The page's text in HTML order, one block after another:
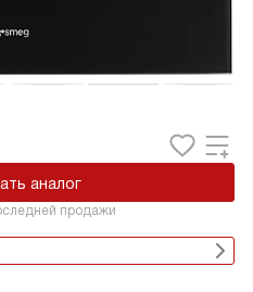
аналог
продажи